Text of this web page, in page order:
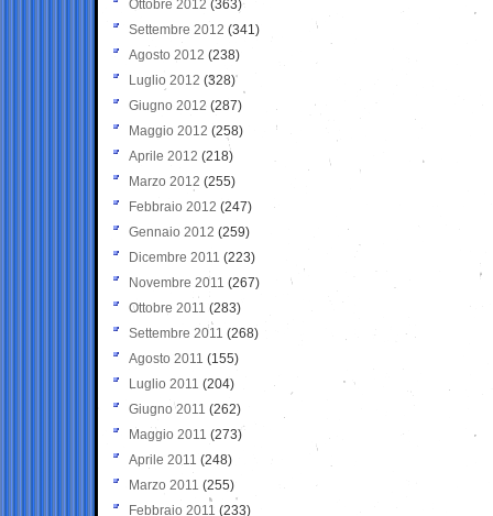
Ottobre 2012 (363)
Settembre 2012 (341)
Agosto 2012 (238)
Luglio 2012 (328)
Giugno 2012 (287)
Maggio 2012 (258)
Aprile 2012 (218)
Marzo 2012 (255)
Febbraio 2012 (247)
Gennaio 2012 (259)
Dicembre 2011 (223)
Novembre 2011 (267)
Ottobre 2011 (283)
Settembre 2011 (268)
Agosto 2011 (155)
Luglio 2011 (204)
Giugno 2011 (262)
Maggio 2011 (273)
Aprile 2011 (248)
Marzo 2011 (255)
Febbraio 2011 (233)